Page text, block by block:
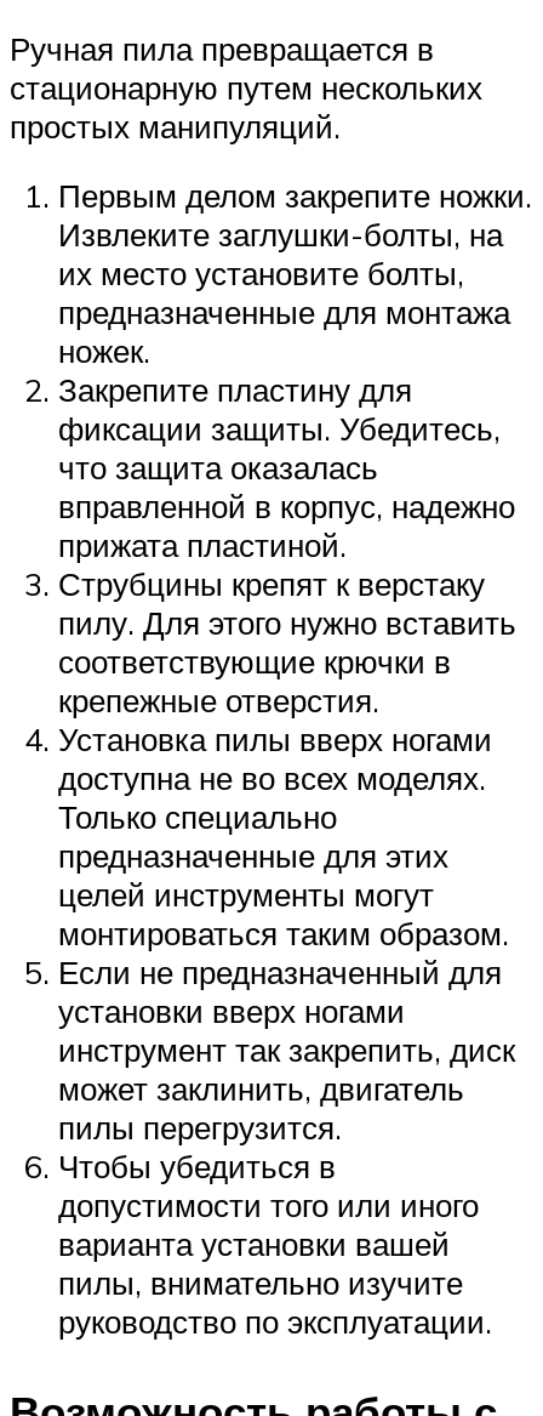
Ручная пила превращается в
стационарную путем нескольких
простых манипуляций.
Первым делом закрепите ножки.
Извлеките заглушки-болты, на
их место установите болты,
предназначенные для монтажа
ножек.
Закрепите пластину для
фиксации защиты. Убедитесь,
что защита оказалась
вправленной в корпус, надежно
прижата пластиной.
Струбцины крепят к верстаку
пилу. Для этого нужно вставить
соответствующие крючки в
крепежные отверстия.
Установка пилы вверх ногами
доступна не во всех моделях.
Только специально
предназначенные для этих
целей инструменты могут
монтироваться таким образом.
Если не предназначенный для
установки вверх ногами
инструмент так закрепить, диск
может заклинить, двигатель
пилы перегрузится.
Чтобы убедиться в
допустимости того или иного
варианта установки вашей
пилы, внимательно изучите
руководство по эксплуатации.